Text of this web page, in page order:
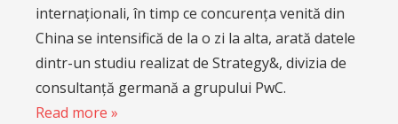
internaționali, în timp ce concurența venită din
China se intensifică de la o zi la alta, arată datele
dintr-un studiu realizat de Strategy&, divizia de
consultanță germană a grupului PwC.
Read more »